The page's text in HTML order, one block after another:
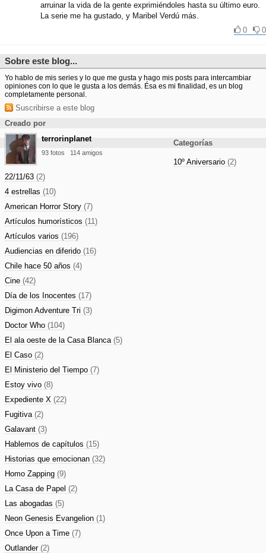
arruinar la vida de la gente exprimiéndoles hasta su último euro.
La serie me ha gustado, y Maribel Verdú más.
0
0
Sobre este blog...
Yo hablo de mis series y lo que me gusta y hago mis posts para intercambiar
opiniones con lo que le gusta a los demás. Ésa es mi finalidad, es un blog
completamente personal.
Suscribirse a este blog
Creado por
terrorinplanet
93 fotos 114 amigos
Categorías
10º Aniversario (2)
22/11/63 (2)
4 estrellas (10)
American Horror Story (7)
Artículos humorísticos (11)
Artículos varios (196)
Audiencias en diferido (16)
Chile hace 50 años (4)
Cine (42)
Día de los Inocentes (17)
Digimon Adventure Tri (3)
Doctor Who (104)
El ala oeste de la Casa Blanca (5)
El Caso (2)
El Ministerio del Tiempo (7)
Estoy vivo (8)
Expediente X (22)
Fugitiva (2)
Galavant (3)
Hablemos de capítulos (15)
Historias que emocionan (32)
Homo Zapping (9)
La Casa de Papel (2)
Las abogadas (5)
Neon Genesis Evangelion (1)
Once Upon a Time (7)
Outlander (2)